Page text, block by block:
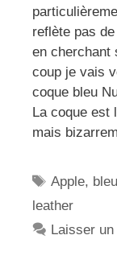
reflète pas
en cherchant
coup je vais
coque bleu
La coque est
mais
Étiquettes
Apple, bleu
leather
Laisser